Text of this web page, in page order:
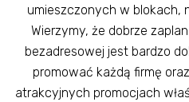
umieszczonych w blokach,
Wierzymy, że dobrze
bezadresowej jest bardzo
promować każdą firmę
atrakcyjnych promocjach